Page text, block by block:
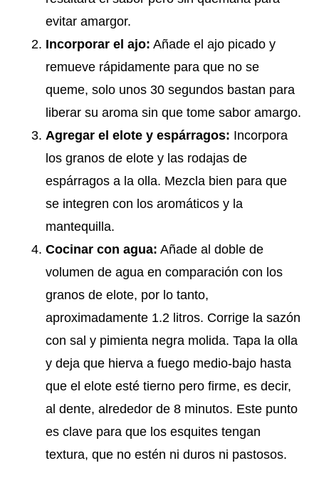
evitar amargor.
Incorporar el ajo: Añade el ajo picado y
remueve rápidamente para que no se
queme, solo unos 30 segundos bastan para
liberar su aroma sin que tome sabor amargo.
Agregar el elote y espárragos: Incorpora
los granos de elote y las rodajas de
espárragos a la olla. Mezcla bien para que
se integren con los aromáticos y la
mantequilla.
Cocinar con agua: Añade al doble de
volumen de agua en comparación con los
granos de elote, por lo tanto,
aproximadamente 1.2 litros. Corrige la sazón
con sal y pimienta negra molida. Tapa la olla
y deja que hierva a fuego medio-bajo hasta
que el elote esté tierno pero firme, es decir,
al dente, alrededor de 8 minutos. Este punto
es clave para que los esquites tengan
textura, que no estén ni duros ni pastosos.